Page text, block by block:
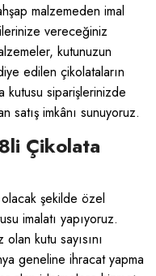
malzemeden imal
vereceğiniz
kutunuzun
edilen çikolataların
kutusu siparişlerinizde
satış imkânı sunuyoruz.
Çikolata
şekilde özel
imalatı yapıyoruz.
kutu sayısını
geneline ihracat yapma